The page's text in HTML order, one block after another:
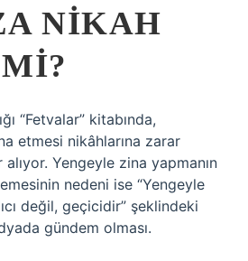
NIKAH
“Fetvalar” kitabında,
etmesi nikâhlarına zarar
Yengeyle zina yapmanın
nedeni ise “Yengeyle
değil, geçicidir” şeklindeki
gündem olması.